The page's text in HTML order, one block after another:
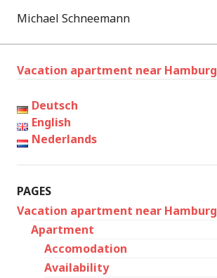
Michael Schneemann
Vacation apartment near Hamburg
Deutsch
English
Nederlands
PAGES
Vacation apartment near Hamburg
Apartment
Accomodation
Availability